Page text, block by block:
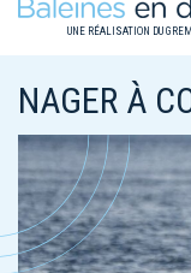
UNE RÉALISATION DU
NAGER À